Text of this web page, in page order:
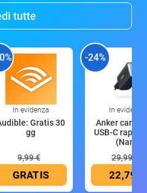
tutte
In evidenza
Gratis 30
gg
9,99 €
GRATIS
-24%
In evidenza
Anker
USB-C rapido
(Nano
29,99 €
22,79 €